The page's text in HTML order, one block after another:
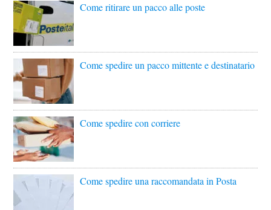
Come ritirare un pacco alle poste
Come spedire un pacco mittente e destinatario
Come spedire con corriere
Come spedire una raccomandata in Posta